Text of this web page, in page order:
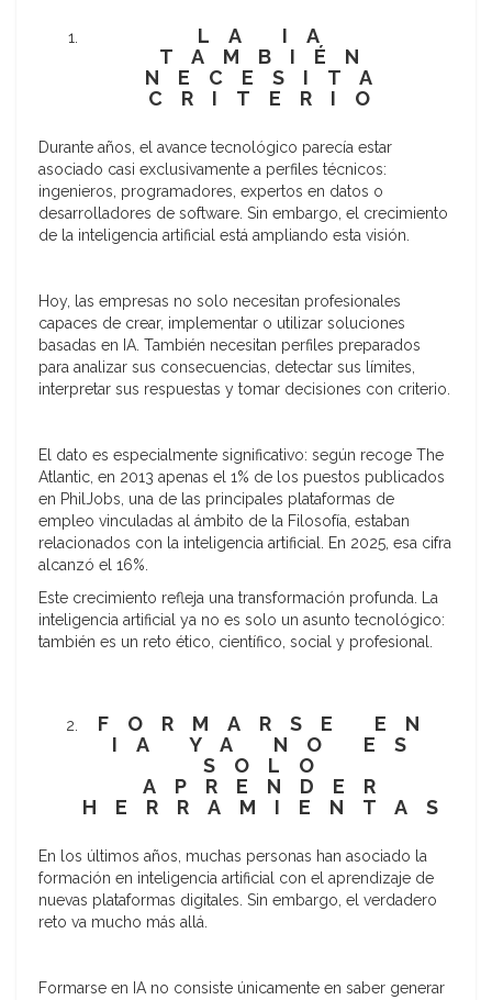
LA IA
TAMBIÉN
NECESITA
CRITERIO
Durante años, el avance tecnológico parecía estar
asociado casi exclusivamente a perfiles técnicos:
ingenieros, programadores, expertos en datos o
desarrolladores de software. Sin embargo, el crecimiento
de la inteligencia artificial está ampliando esta visión.
Hoy, las empresas no solo necesitan profesionales
capaces de crear, implementar o utilizar soluciones
basadas en IA. También necesitan perfiles preparados
para analizar sus consecuencias, detectar sus límites,
interpretar sus respuestas y tomar decisiones con criterio.
El dato es especialmente significativo: según recoge The
Atlantic, en 2013 apenas el 1% de los puestos publicados
en PhilJobs, una de las principales plataformas de
empleo vinculadas al ámbito de la Filosofía, estaban
relacionados con la inteligencia artificial. En 2025, esa cifra
alcanzó el 16%.
Este crecimiento refleja una transformación profunda. La
inteligencia artificial ya no es solo un asunto tecnológico:
también es un reto ético, científico, social y profesional.
FORMARSE EN
IA YA NO ES
SOLO
APRENDER
HERRAMIENTAS
En los últimos años, muchas personas han asociado la
formación en inteligencia artificial con el aprendizaje de
nuevas plataformas digitales. Sin embargo, el verdadero
reto va mucho más allá.
Formarse en IA no consiste únicamente en saber generar